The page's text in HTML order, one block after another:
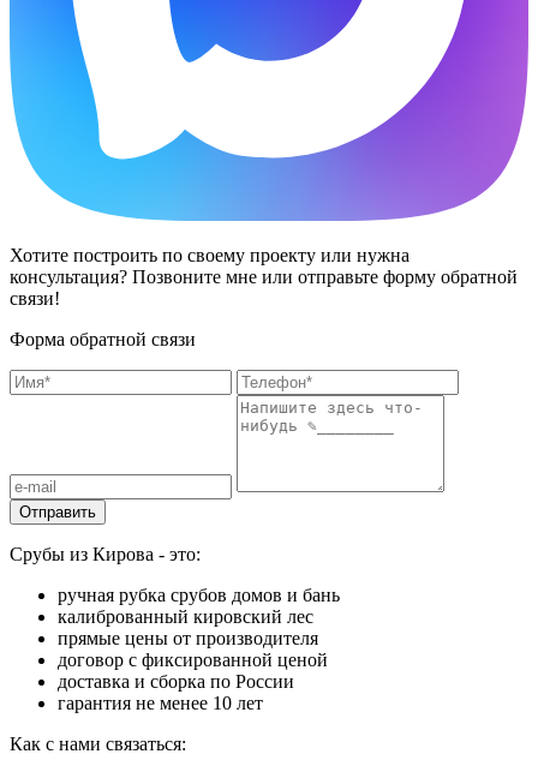
Хотите построить по своему проекту или нужна
консультация? Позвоните мне или отправьте форму обратной
связи!
Форма обратной связи
Срубы из Кирова - это:
ручная рубка срубов домов и бань
калиброванный кировский лес
прямые цены от производителя
договор с фиксированной ценой
доставка и сборка по России
гарантия не менее 10 лет
Как с нами связаться: